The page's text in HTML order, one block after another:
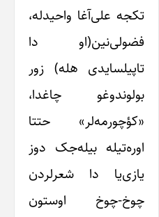
تکجه علی‌آغا واحیدله،
فضولی‌نین(او دا
تاپیلسایدی هله) زور
بولوندوغو چاغدا،
«کؤچورمه‌لر» حتتا
اوره‌تیله ‌بیله‌جک دوز
یازی‌یا دا شعرلردن
چوخ-چوخ اوستون